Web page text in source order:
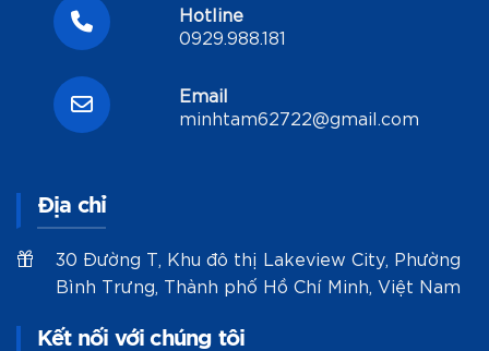
Hotline
0929.988.181
Email
minhtam62722@gmail.com
Địa chỉ
30 Đường T, Khu đô thị Lakeview City, Phường
Bình Trưng, Thành phố Hồ Chí Minh, Việt Nam
Kết nối với chúng tôi